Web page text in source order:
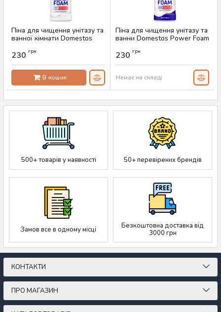
Піна для чищення унітазу та
ванної кімнати Domestos
Артикул:
230 грн
В кошик
Піна для чищення унітазу та
ванни Domestos Power Foam
Артикул:
230 грн
Немає на складі
500+ товарів у наявності 50+ перевірених брендів
Замов все в одному місці
Безкоштовна доставка від
3000 грн
КОНТАКТИ
ПРО МАГАЗИН